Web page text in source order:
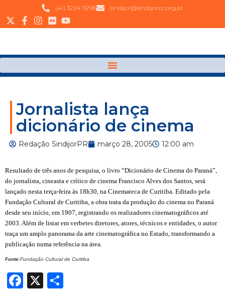
(41) 3224 9296 sindijor@sindijorpr.org.br
Jornalista lança
dicionário de cinema
Redação SindijorPR março 28, 2005 12:00 am
Resultado de três anos de pesquisa, o livro “Dicionário de Cinema do Paraná”,
do jornalista, cineasta e crítico de cinema Francisco Alves dos Santos, será
lançado nesta terça-feira às 18h30, na Cinemateca de Curitiba. Editado pela
Fundação Cultural de Curitiba , a obra trata da produção do cinema no Paraná
desde seu início, em 1907, registrando os realizadores cinematográficos até
2003. Além de listar em verbetes diretores, atores, técnicos e entidades, o autor
traça um amplo panorama da arte cinematográfica no Estado, transformando a
publicação numa referência na área.
Fonte:Fundação Cultural de Curitiba
Facebook
X